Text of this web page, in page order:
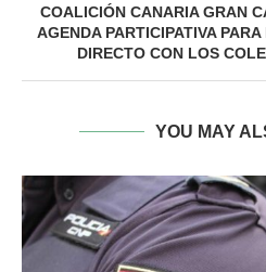
COALICIÓN CANARIA GRAN
AGENDA PARTICIPATIVA
DIRECTO CON LOS
YOU MAY